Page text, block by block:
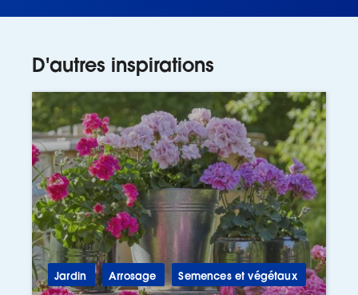
D'autres inspirations
Jardin Arrosage Semences et végétaux